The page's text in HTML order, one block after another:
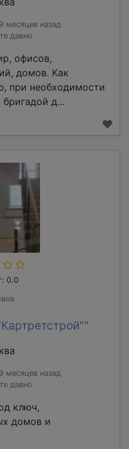
месяцев назад
давно
офисов,
домов. Как
при необходимости
д...
0.0
месяцев назад
давно
ключ,
домов и